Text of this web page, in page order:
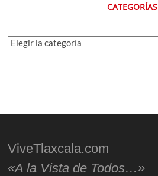
CATEGORÍAS
Categorías
ViveTlaxcala.com
«A la Vista de Todos…»